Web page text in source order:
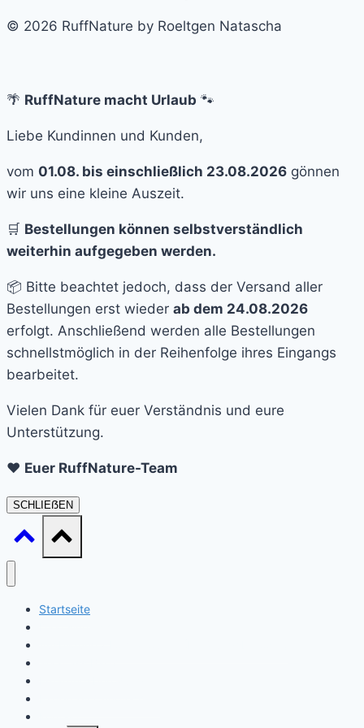
© 2026 RuffNature by Roeltgen Natascha
🌴 RuffNature macht Urlaub 🐾
Liebe Kundinnen und Kunden,
vom 01.08. bis einschließlich 23.08.2026 gönnen
wir uns eine kleine Auszeit.
🛒 Bestellungen können selbstverständlich
weiterhin aufgegeben werden.
📦 Bitte beachtet jedoch, dass der Versand aller
Bestellungen erst wieder ab dem 24.08.2026
erfolgt. Anschließend werden alle Bestellungen
schnellstmöglich in der Reihenfolge ihres Eingangs
bearbeitet.
Vielen Dank für euer Verständnis und eure
Unterstützung.
❤️ Euer RuffNature-Team
SCHLIEẞEN
Startseite